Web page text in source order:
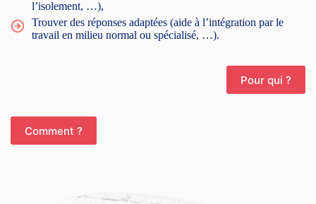
l’isolement, …),
Trouver des réponses adaptées (aide à l’intégration par le
travail en milieu normal ou spécialisé, …).
Pour qui ?
Comment ?